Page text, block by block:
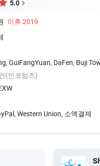
5.0
이후 2019
GuiFangYuan, DaFen, Buji
(인코텀즈)
Western Union, 소액결제